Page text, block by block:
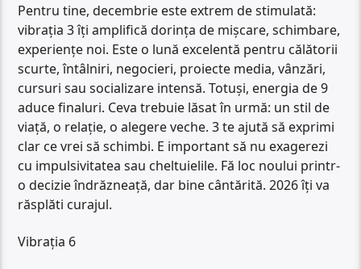
Pentru tine, decembrie este extrem de stimulată:
vibrația 3 îți amplifică dorința de mișcare, schimbare,
experiențe noi. Este o lună excelentă pentru călătorii
scurte, întâlniri, negocieri, proiecte media, vânzări,
cursuri sau socializare intensă. Totuși, energia de 9
aduce finaluri. Ceva trebuie lăsat în urmă: un stil de
viață, o relație, o alegere veche. 3 te ajută să exprimi
clar ce vrei să schimbi. E important să nu exagerezi
cu impulsivitatea sau cheltuielile. Fă loc noului printr-
o decizie îndrăzneață, dar bine cântărită. 2026 îți va
răsplăti curajul.
Vibrația 6